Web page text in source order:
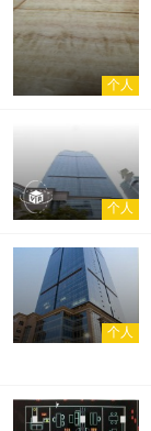
个人
个人
个人